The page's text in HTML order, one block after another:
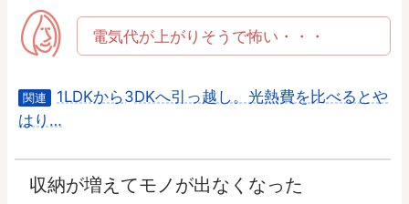
電気代が上がりそうで怖い・・・
関連
1LDKから3DKへ引っ越し。光熱費を比べるとや
はり…
収納が増えてモノが出なくなった